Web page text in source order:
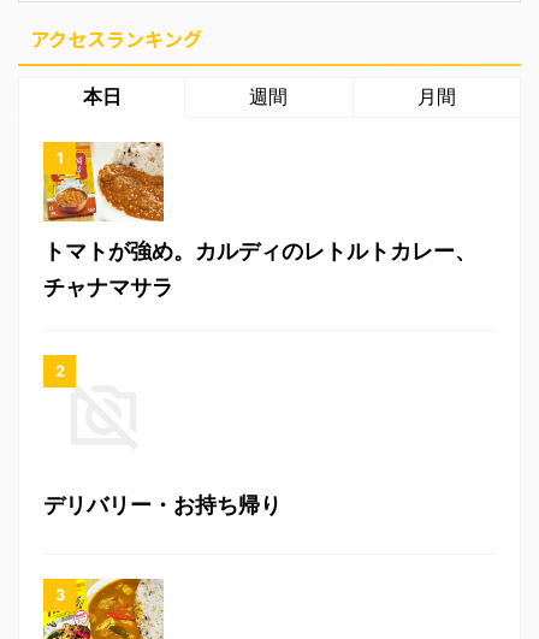
アクセスランキング
本日 週間 月間
トマトが強め。カルディのレトルトカレー、
チャナマサラ
デリバリー・お持ち帰り